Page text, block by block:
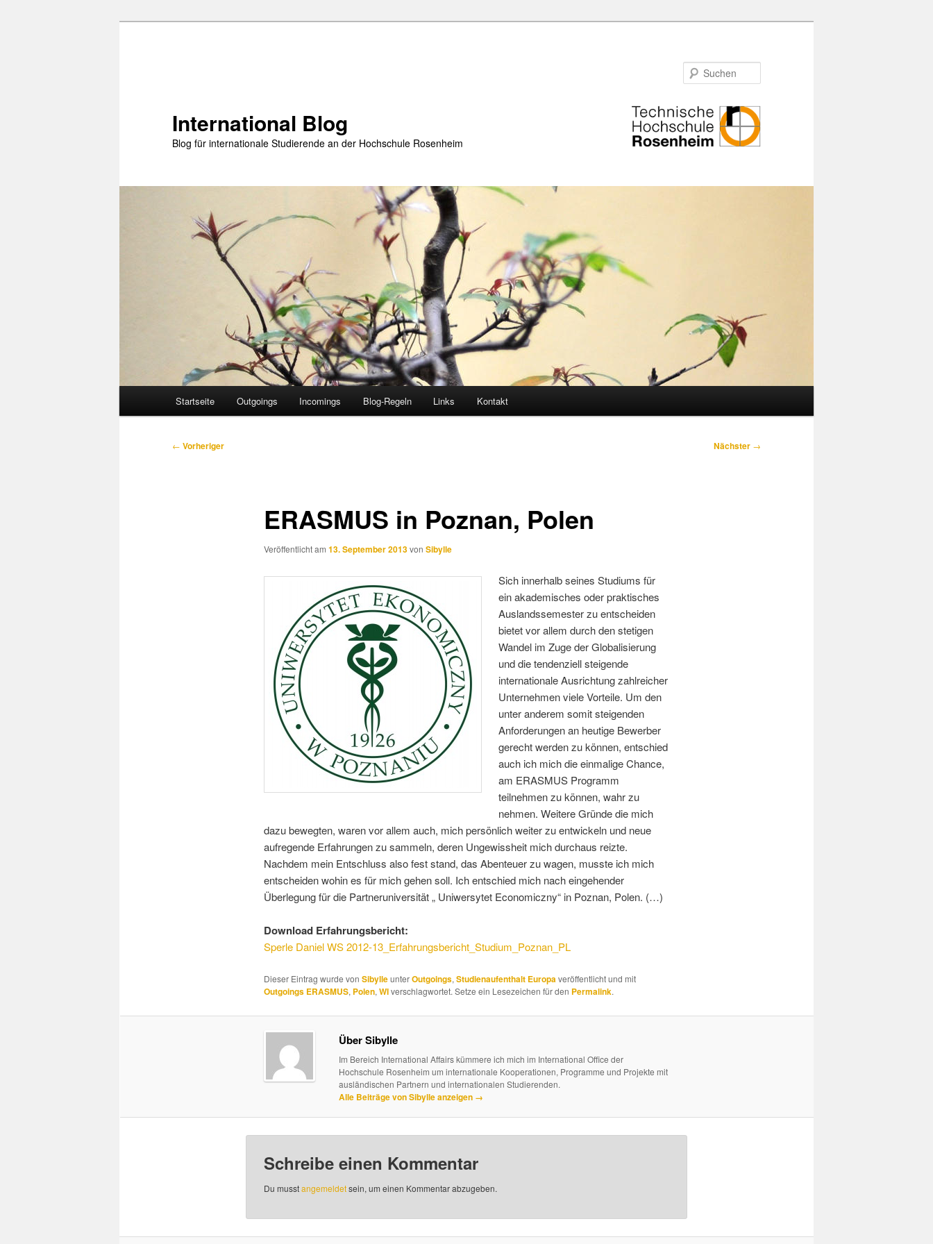
International Blog
Blog für internationale Studierende an der Hochschule Rosenheim
Startseite Outgoings Incomings Blog-Regeln Links Kontakt
Beitragsnavigation
← Vorheriger Nächster →
ERASMUS in Poznan, Polen
Veröffentlicht am 13. September 2013von Sibylle
Sich innerhalb seines Studiums für
ein akademisches oder praktisches
Auslandssemester zu entscheiden
bietet vor allem durch den stetigen
Wandel im Zuge der Globalisierung
und die tendenziell steigende
internationale Ausrichtung zahlreicher
Unternehmen viele Vorteile. Um den
unter anderem somit steigenden
Anforderungen an heutige Bewerber
gerecht werden zu können, entschied
auch ich mich die einmalige Chance,
am ERASMUS Programm
teilnehmen zu können, wahr zu
nehmen. Weitere Gründe die mich
dazu bewegten, waren vor allem auch, mich persönlich weiter zu entwickeln und neue
aufregende Erfahrungen zu sammeln, deren Ungewissheit mich durchaus reizte.
Nachdem mein Entschluss also fest stand, das Abenteuer zu wagen, musste ich mich
entscheiden wohin es für mich gehen soll. Ich entschied mich nach eingehender
Überlegung für die Partneruniversität „ Uniwersytet Economiczny“ in Poznan, Polen. (…)
Download Erfahrungsbericht:
Sperle Daniel WS 2012-13_Erfahrungsbericht_Studium_Poznan_PL
Dieser Eintrag wurde von SibylleunterOutgoings, Studienaufenthalt Europaveröffentlicht und mit
Outgoings ERASMUS, Polen, WIverschlagwortet. Setze ein Lesezeichen für den Permalink.
Über Sibylle
Im Bereich International Affairs kümmere ich mich im International Office der
Hochschule Rosenheim um internationale Kooperationen, Programme und Projekte mit
ausländischen Partnern und internationalen Studierenden.
Alle Beiträge von Sibylle anzeigen →
Schreibe einen Kommentar
Du musstangemeldetsein, um einen Kommentar abzugeben.